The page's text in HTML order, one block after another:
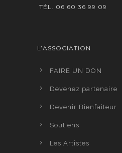
TÉL. 06 60 36 99 09
L’ASSOCIATION
FAIRE UN DON
Devenez partenaire
Devenir Bienfaiteur
Soutiens
Les Artistes